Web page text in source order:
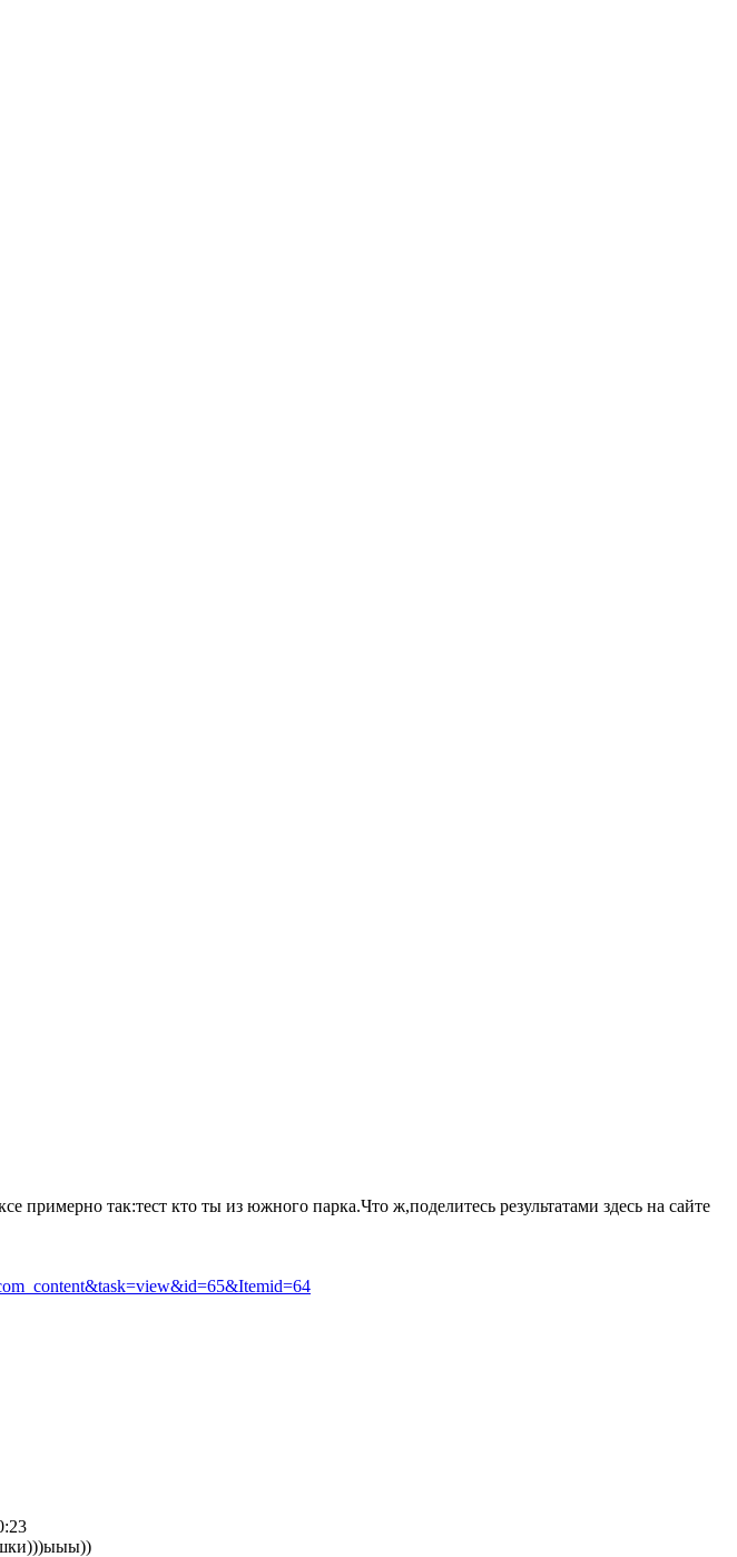
примерно так:тест кто ты из южного парка.Что ж,поделитесь результатами здесь на сайте